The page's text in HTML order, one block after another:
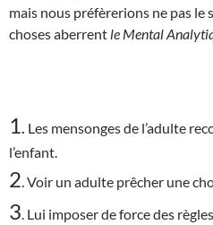
mais nous préfèrerions ne pas le
choses aberrent le Mental
1
Les mensonges de l’adulte
l’enfant.
2 . Voir un adulte prêcher une
3 . Lui imposer de force des